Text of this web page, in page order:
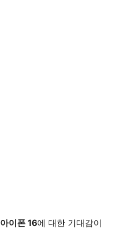
아이폰 16에 대한 기대감이